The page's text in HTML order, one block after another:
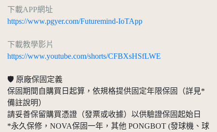
下載APP網址
https://www.pgyer.com/Futuremind-IoTApp
下載教學影片
https://www.youtube.com/shorts/CFBXsHSfLWE
🛡️ 原廠保固定義
保固期間自購買日起算，依規格提供固定年限保固（詳見*
備註說明）
請妥善保留購買憑證（發票或收據）以供驗證保固起始日
*永久保修，NOVA保固一年，其他 PONGBOT (發球機、球